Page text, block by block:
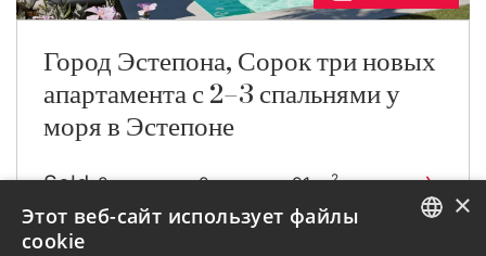
Город Эстепона, Сорок три новых
апартамента с 2–3 спальнями у
моря в Эстепоне
Sold 2 спальни · 2 ванные · 91 m2
построен
›
519 000 € 2 спальни · 2 ванные · 91 m ›
×
Этот веб-сайт использует файлы
cookie